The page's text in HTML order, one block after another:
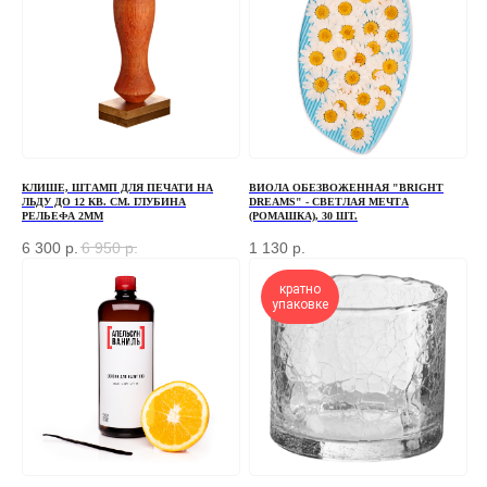
КЛИШЕ, ШТАМП ДЛЯ ПЕЧАТИ НА
ЛЬДУ ДО 12 КВ. СМ. ГЛУБИНА
РЕЛЬЕФА 2ММ
6 300 р. 6 950 р.
ВИОЛА ОБЕЗВОЖЕННАЯ "BRIGHT
DREAMS" - СВЕТЛАЯ МЕЧТА
(РОМАШКА), 30 ШТ.
1 130 р.
кратно
упаковке
свяжемся с вами
Отправляя форму, вы соглашаетесь
с Политикой
+7 (966) 077-55-50
Г. МОСКВА, ДЕРБЕНЕВСКАЯ
НАБЕРЕЖНАЯ, Д. 7, СТР. 2